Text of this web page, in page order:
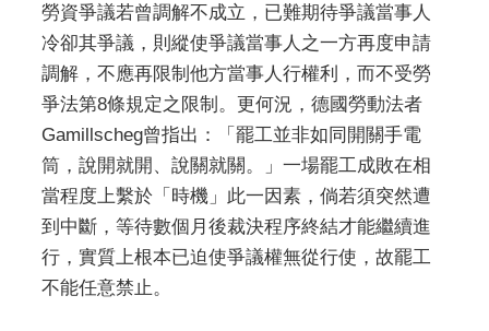
勞資爭議若曾調解不成立，已難期待爭議當事人
冷卻其爭議，則縱使爭議當事人之一方再度申請
調解，不應再限制他方當事人行權利，而不受勞
爭法第8條規定之限制。更何況，德國勞動法者
Gamillscheg曾指出：「罷工並非如同開關手電
筒，說開就開、說關就關。」一場罷工成敗在相
當程度上繫於「時機」此一因素，倘若須突然遭
到中斷，等待數個月後裁決程序終結才能繼續進
行，實質上根本已迫使爭議權無從行使，故罷工
不能任意禁止。